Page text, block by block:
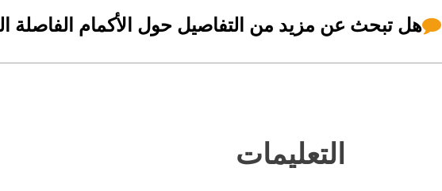
هل تبحث عن مزيد من التفاصيل حول الأكمام الفاصلة
التعليمات